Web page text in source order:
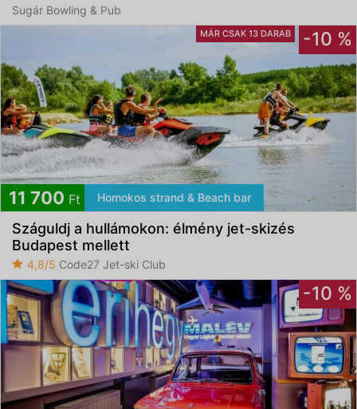
Sugár Bowling & Pub
MÁR CSAK 13 DARAB -10 %
11 700 Ft Homokos strand & Beach bar
Száguldj a hullámokon: élmény jet-skizés
Budapest mellett
4,8/5 Code27 Jet-ski Club
-10 %